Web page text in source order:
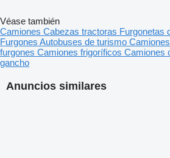
Anuncios similares
Véase también
Camiones Cabezas tractoras Furgonetas
Furgones Autobuses de turismo
furgones Camiones frigoríficos Camiones
gancho